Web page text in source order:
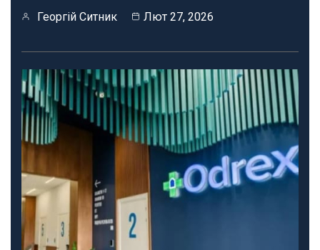
Георгій Ситник Лют 27, 2026